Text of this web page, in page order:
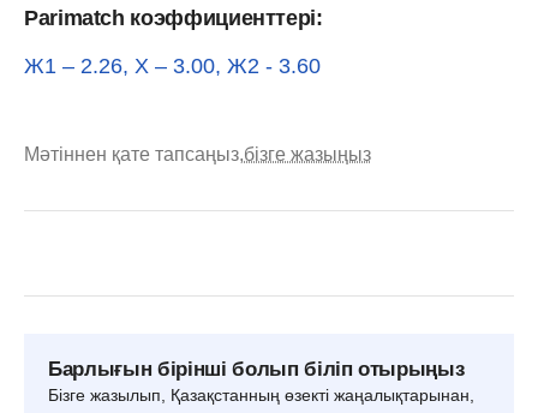
Parimatch коэффициенттері:
Ж1 – 2.26, Х – 3.00, Ж2 - 3.60
Мәтіннен қате тапсаңыз,бізге жазыңыз
Барлығын бірінші болып біліп отырыңыз
Бізге жазылып, Қазақстанның өзекті жаңалықтарынан,